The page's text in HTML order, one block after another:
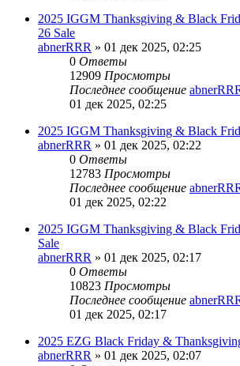
2025 IGGM Thanksgiving & Black
26 Sale
abnerRRR » 01 дек 2025, 02:25
0 Ответы
12909 Просмотры
Последнее сообщение
01 дек 2025, 02:25
2025 IGGM Thanksgiving & Black
abnerRRR » 01 дек 2025, 02:22
0 Ответы
12783 Просмотры
Последнее сообщение
01 дек 2025, 02:22
2025 IGGM Thanksgiving & Black
Sale
abnerRRR » 01 дек 2025, 02:17
0 Ответы
10823 Просмотры
Последнее сообщение
01 дек 2025, 02:17
2025 EZG Black Friday &
abnerRRR » 01 дек 2025, 02:07